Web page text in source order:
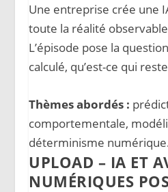
Une entreprise crée une
toute la réalité
L’épisode pose la
calculé, qu’est-ce qui
Thèmes abordés :
comportementale,
déterminisme
UPLOAD – IA ET
NUMÉRIQUES